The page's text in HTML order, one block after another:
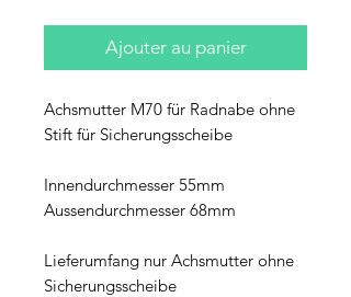
Ajouter au panier
Achsmutter M70 für Radnabe ohne
Stift für Sicherungsscheibe
Innendurchmesser 55mm
Aussendurchmesser 68mm
Lieferumfang nur Achsmutter ohne
Sicherungsscheibe